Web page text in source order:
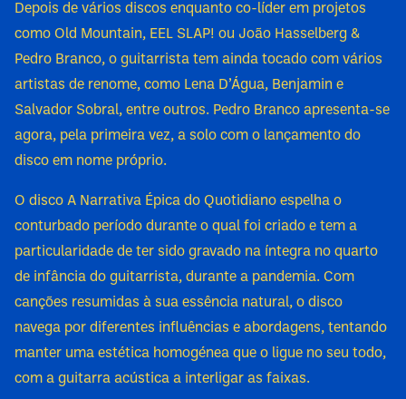
Depois de vários discos enquanto co-líder em projetos
como Old Mountain, EEL SLAP! ou João Hasselberg &
Pedro Branco, o guitarrista tem ainda tocado com vários
artistas de renome, como Lena D’Água, Benjamin e
Salvador Sobral, entre outros. Pedro Branco apresenta-se
agora, pela primeira vez, a solo com o lançamento do
disco em nome próprio.
O disco A Narrativa Épica do Quotidiano espelha o
conturbado período durante o qual foi criado e tem a
particularidade de ter sido gravado na íntegra no quarto
de infância do guitarrista, durante a pandemia. Com
canções resumidas à sua essência natural, o disco
navega por diferentes influências e abordagens, tentando
manter uma estética homogénea que o ligue no seu todo,
com a guitarra acústica a interligar as faixas.